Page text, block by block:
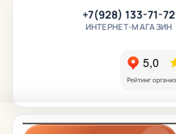
+7(928) 133-71-72
ИНТЕРНЕТ-МАГАЗИН